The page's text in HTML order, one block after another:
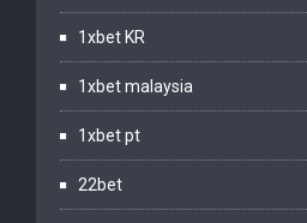
1xbet KR
1xbet malaysia
1xbet pt
22bet